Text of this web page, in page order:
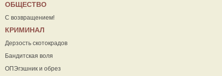
ОБЩЕСТВО
С возвращением!
КРИМИНАЛ
Дерзость скотокрадов
Бандитская воля
ОПЭгэшник и обрез